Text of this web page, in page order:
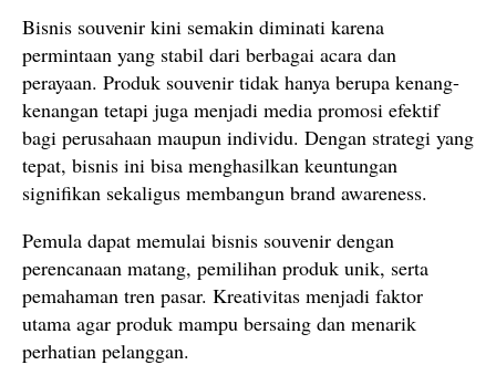
Bisnis souvenir kini semakin diminati karena
permintaan yang stabil dari berbagai acara dan
perayaan. Produk souvenir tidak hanya berupa kenang-
kenangan tetapi juga menjadi media promosi efektif
bagi perusahaan maupun individu. Dengan strategi yang
tepat, bisnis ini bisa menghasilkan keuntungan
signifikan sekaligus membangun brand awareness.
Pemula dapat memulai bisnis souvenir dengan
perencanaan matang, pemilihan produk unik, serta
pemahaman tren pasar. Kreativitas menjadi faktor
utama agar produk mampu bersaing dan menarik
perhatian pelanggan.